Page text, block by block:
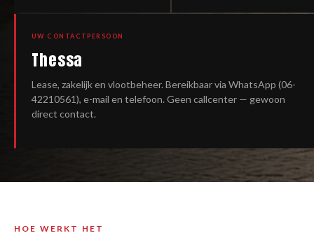
UW CONTACTPERSOON
Thessa
Lease, zakelijk en vlootbeheer. Bereikbaar via WhatsApp (06-
42210561), e-mail en telefoon. Geen callcenter — gewoon
direct contact.
HOE WERKT HET